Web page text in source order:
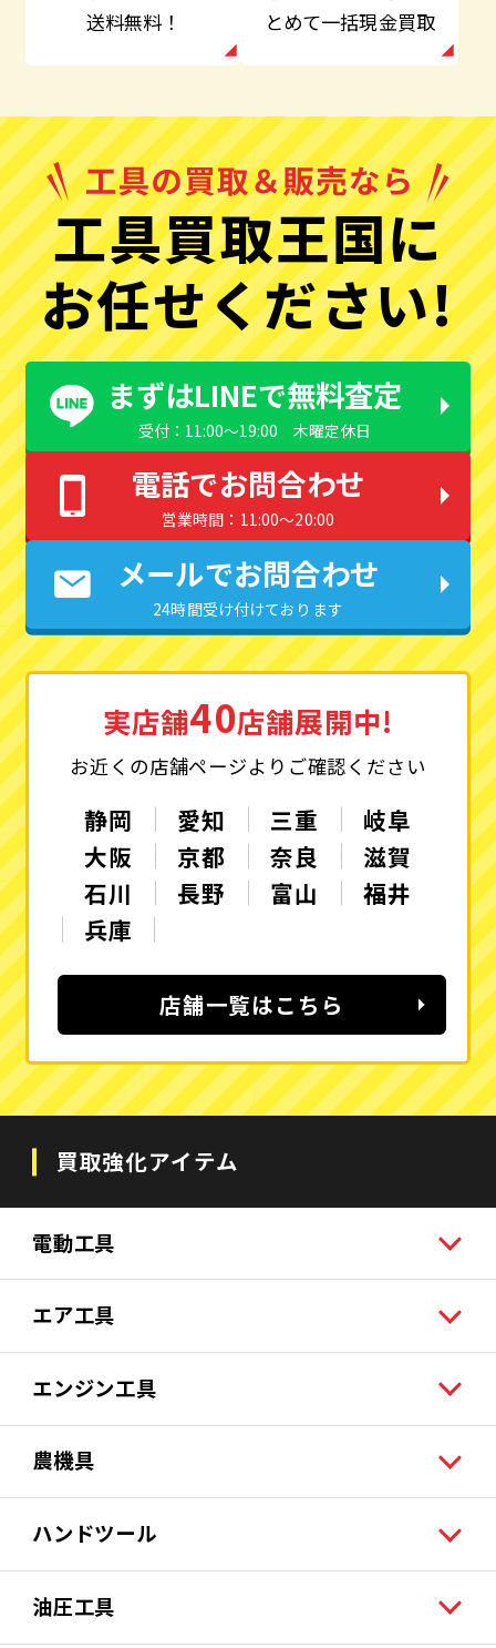
送料無料！
とめて一括現金買取
工具買取王国に
お任せください!
まずはLINEで無料査定
受付：11:00〜19:00 木曜定休日
電話でお問合わせ
営業時間：11:00〜20:00
メールでお問合わせ
24時間受け付けております
実店舗40店舗展開中!
お近くの店舗ページよりご確認ください
静岡 愛知 三重
岐阜
大阪
京都 奈良
滋賀
石川
長野 富山
福井
兵庫
店舗一覧はこちら
買取強化アイテム
電動工具
エア工具
エンジン工具
農機具
ハンドツール
油圧工具